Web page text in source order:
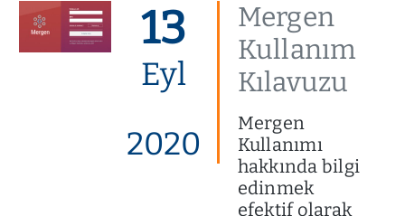
13
Eyl
2020
Mergen
Kullanım
Kılavuzu
Mergen
Kullanımı
hakkında bilgi
edinmek
efektif olarak